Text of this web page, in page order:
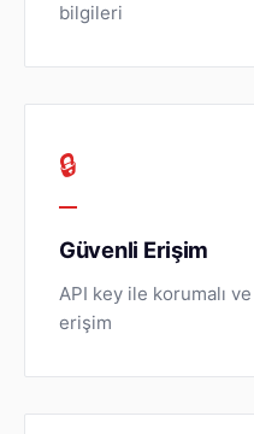
bilgileri
🔒
Güvenli Erişim
API key ile korumalı
erişim